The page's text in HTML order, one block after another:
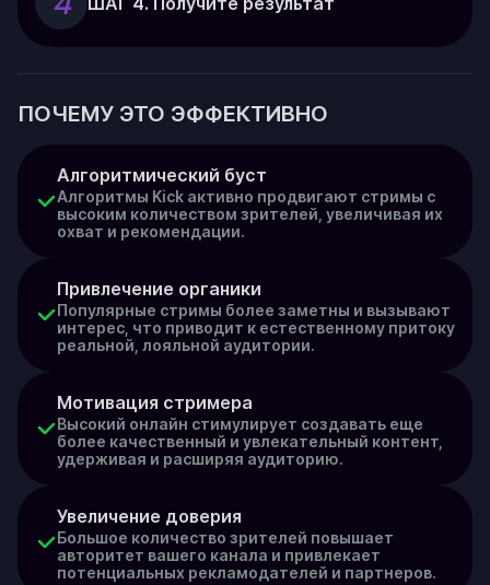
ПОЧЕМУ ЭТО ЭФФЕКТИВНО
Алгоритмический буст
Алгоритмы Kick активно продвигают стримы с
высоким количеством зрителей, увеличивая их
охват и рекомендации.
Привлечение органики
Популярные стримы более заметны и вызывают
интерес, что приводит к естественному притоку
реальной, лояльной аудитории.
Мотивация стримера
Высокий онлайн стимулирует создавать еще
более качественный и увлекательный контент,
удерживая и расширяя аудиторию.
Увеличение доверия
Большое количество зрителей повышает
авторитет вашего канала и привлекает
потенциальных рекламодателей и партнеров.